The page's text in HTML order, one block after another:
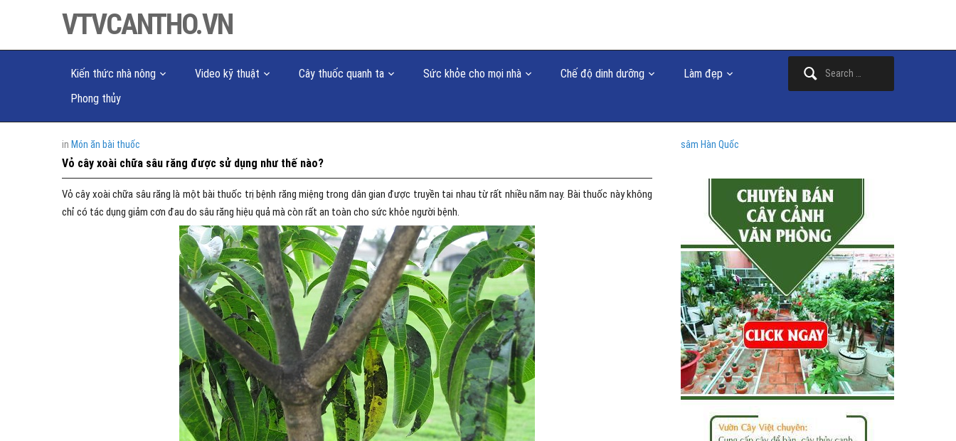
VTVCANTHO.VN
Kiến thức nhà nông Video kỹ thuật Cây thuốc quanh ta Sức khỏe cho mọi nhà Chế độ dinh dưỡng
Làm đẹp
Phong thủy
in Món ăn bài thuốc
Vỏ cây xoài chữa sâu răng được sử dụng như thế nào?
Vỏ cây xoài chữa sâu răng là một bài thuốc trị bệnh răng miệng trong dân gian được truyền tai nhau từ rất nhiều năm nay. Bài thuốc này không
chỉ có tác dụng giảm cơn đau do sâu răng hiệu quả mà còn rất an toàn cho sức khỏe người bệnh.
sâm Hàn Quốc